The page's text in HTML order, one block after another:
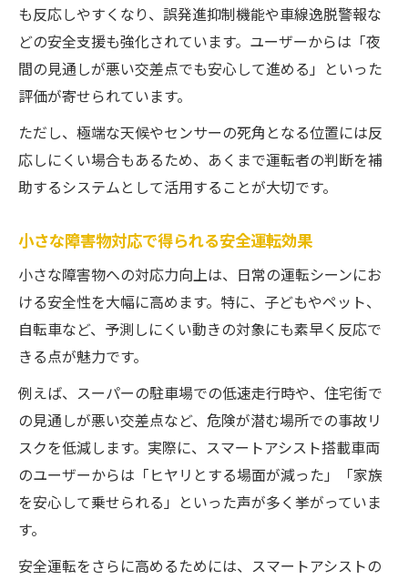
も反応しやすくなり、誤発進抑制機能や車線逸脱警報な
どの安全支援も強化されています。ユーザーからは「夜
間の見通しが悪い交差点でも安心して進める」といった
評価が寄せられています。
ただし、極端な天候やセンサーの死角となる位置には反
応しにくい場合もあるため、あくまで運転者の判断を補
助するシステムとして活用することが大切です。
小さな障害物対応で得られる安全運転効果
小さな障害物への対応力向上は、日常の運転シーンにお
ける安全性を大幅に高めます。特に、子どもやペット、
自転車など、予測しにくい動きの対象にも素早く反応で
きる点が魅力です。
例えば、スーパーの駐車場での低速走行時や、住宅街で
の見通しが悪い交差点など、危険が潜む場所での事故リ
スクを低減します。実際に、スマートアシスト搭載車両
のユーザーからは「ヒヤリとする場面が減った」「家族
を安心して乗せられる」といった声が多く挙がっていま
す。
安全運転をさらに高めるためには、スマートアシストの